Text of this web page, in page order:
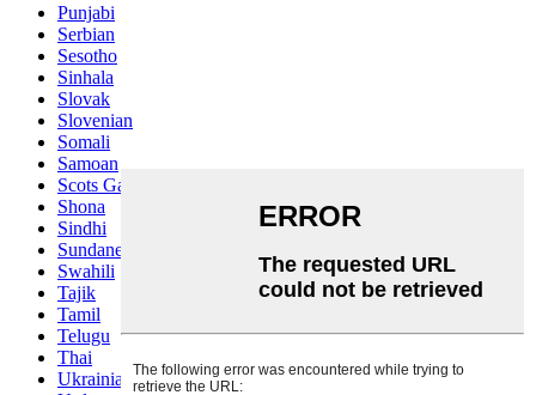
Punjabi
Serbian
Sesotho
Sinhala
Slovak
Slovenian
Somali
Samoan
Scots Gaelic
Shona
Sindhi
Sundanese
Swahili
Tajik
Tamil
Telugu
Thai
Ukrainian